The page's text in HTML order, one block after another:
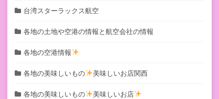
台湾スターラックス航空
各地の土地や空港の情報と航空会社の情報
各地の空港情報
各地の美味しいもの 美味しいお店関西
各地の美味しいもの 美味しいお店